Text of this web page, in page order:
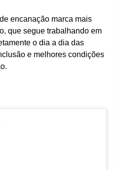
encanação marca mais
que segue trabalhando em
o dia a dia das
e melhores condições